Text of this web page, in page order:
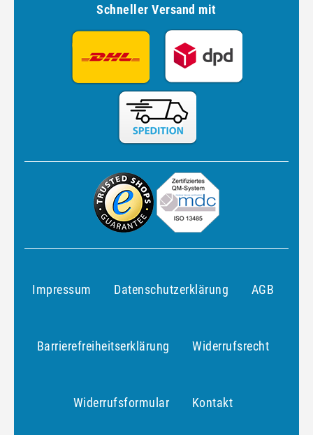
Schneller Versand mit
Impressum Daten­schutz­erklärung AGB
Barrierefreiheitserklärung Widerrufs­recht
Widerrufs­formular Kontakt